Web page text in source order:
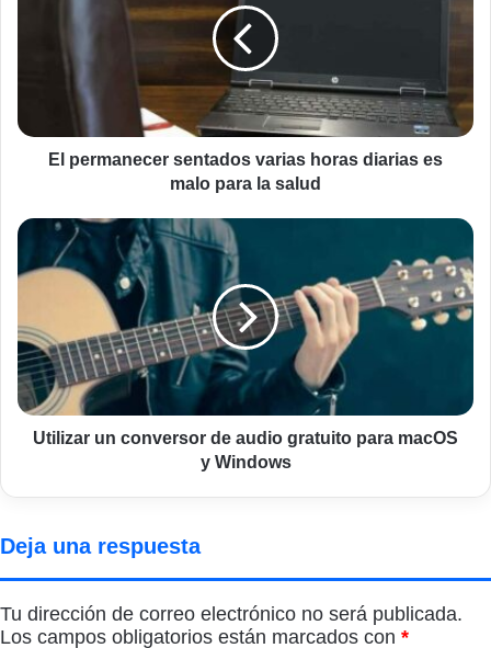
diarias
para
El permanecer sentados varias horas diarias es
malo para la salud
Utilizar
conversor
gratuito
para
macOS
y
Windows
Utilizar un conversor de audio gratuito para macOS
y Windows
Deja una respuesta
Tu dirección de correo electrónico no será publicada.
Los campos obligatorios están marcados con *